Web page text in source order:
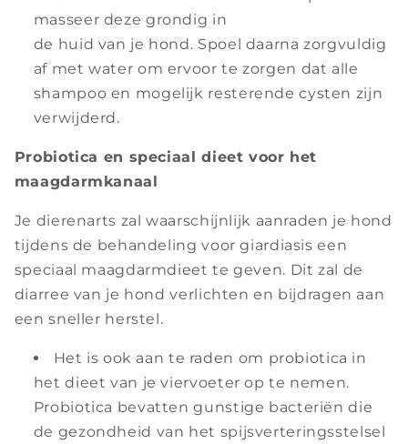
masseer deze grondig in
de huid van je hond. Spoel daarna zorgvuldig
af met water om ervoor te zorgen dat alle
shampoo en mogelijk resterende cysten zijn
verwijderd.
Probiotica en speciaal dieet voor het
maagdarmkanaal
Je dierenarts zal waarschijnlijk aanraden je hond
tijdens de behandeling voor giardiasis een
speciaal maagdarmdieet te geven. Dit zal de
diarree van je hond verlichten en bijdragen aan
een sneller herstel.
Het is ook aan te raden om probiotica in
het dieet van je viervoeter op te nemen.
Probiotica bevatten gunstige bacteriën die
de gezondheid van het spijsverteringsstelsel